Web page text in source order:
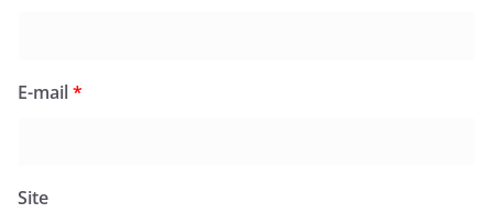
E-mail*
Site